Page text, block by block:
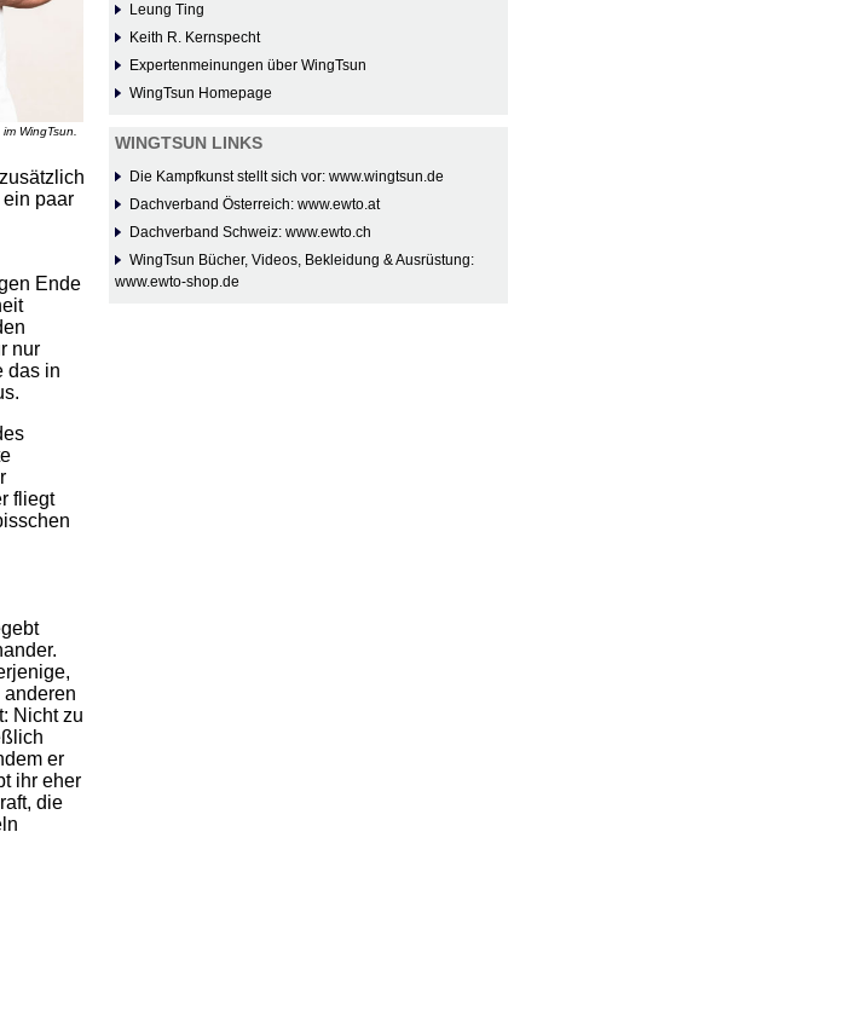
WingTsun.
paar
Ende
nur
das in
fliegt
anderen
Nicht zu
er
ihr eher
die
Leung Ting
Keith R. Kernspecht
Expertenmeinungen über WingTsun
WingTsun Homepage
WINGTSUN LINKS
Die Kampfkunst stellt sich vor: www.wingtsun.de
Dachverband Österreich: www.ewto.at
Dachverband Schweiz: www.ewto.ch
WingTsun Bücher, Videos, Bekleidung & Ausrüstung:
www.ewto-shop.de